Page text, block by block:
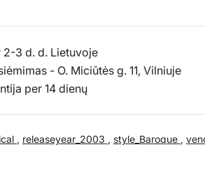
2-3 d. d. Lietuvoje
- O. Miciūtės g. 11, Vilniuje
per 14 dienų
, releaseyear_2003 , style_Baroque ,